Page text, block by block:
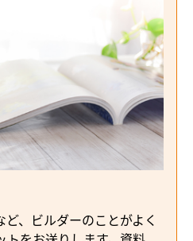
、ビルダーのことがよく